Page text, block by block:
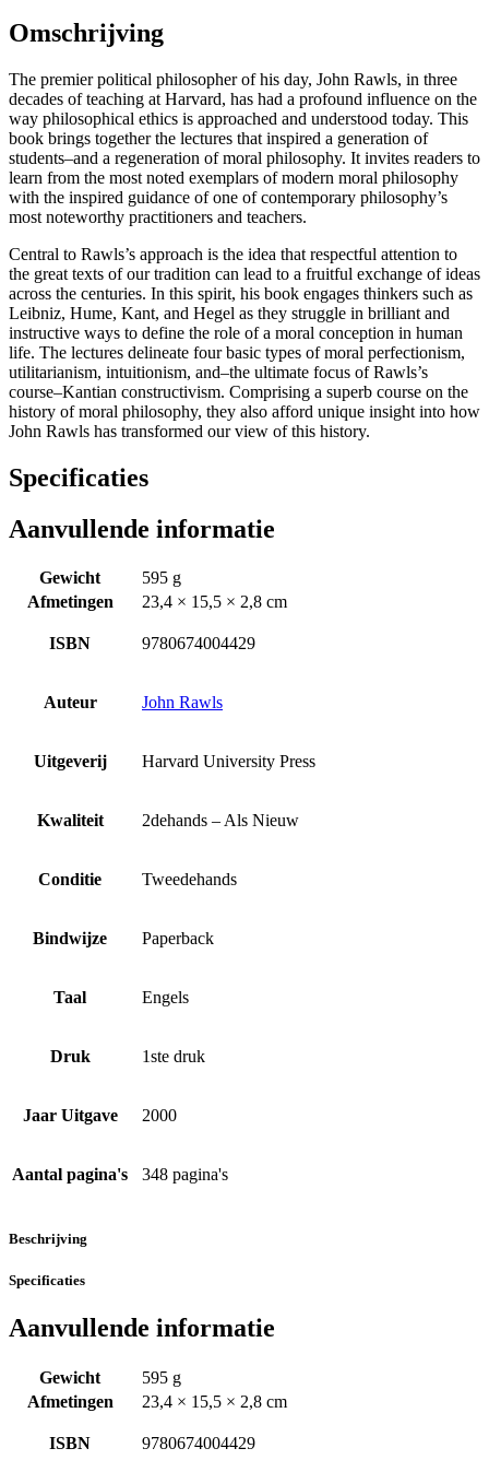
Omschrijving
The premier political philosopher of his day, John Rawls, in three
decades of teaching at Harvard, has had a profound influence on the
way philosophical ethics is approached and understood today. This
book brings together the lectures that inspired a generation of
students–and a regeneration of moral philosophy. It invites readers to
learn from the most noted exemplars of modern moral philosophy
with the inspired guidance of one of contemporary philosophy’s
most noteworthy practitioners and teachers.
Central to Rawls’s approach is the idea that respectful attention to
the great texts of our tradition can lead to a fruitful exchange of ideas
across the centuries. In this spirit, his book engages thinkers such as
Leibniz, Hume, Kant, and Hegel as they struggle in brilliant and
instructive ways to define the role of a moral conception in human
life. The lectures delineate four basic types of moral perfectionism,
utilitarianism, intuitionism, and–the ultimate focus of Rawls’s
course–Kantian constructivism. Comprising a superb course on the
history of moral philosophy, they also afford unique insight into how
John Rawls has transformed our view of this history.
Specificaties
Aanvullende informatie
Gewicht
595 g
Afmetingen
23,4 × 15,5 × 2,8 cm
ISBN 9780674004429
Auteur John Rawls
Uitgeverij Harvard University Press
Kwaliteit 2dehands – Als Nieuw
Conditie Tweedehands
Bindwijze Paperback
Taal Engels
Druk 1ste druk
Jaar Uitgave 2000
Aantal pagina's 348 pagina's
Beschrijving
Specificaties
Aanvullende informatie
Gewicht
595 g
Afmetingen
23,4 × 15,5 × 2,8 cm
ISBN 9780674004429